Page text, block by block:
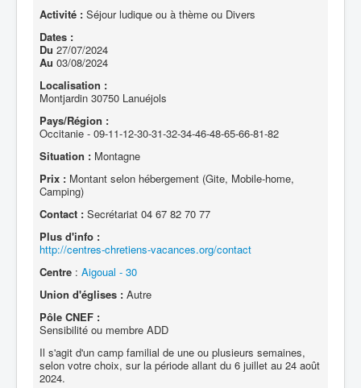
Activité : Séjour ludique ou à thème ou Divers
Dates :
Du 27/07/2024
Au 03/08/2024
Localisation :
Montjardin 30750 Lanuéjols
Pays/Région :
Occitanie - 09-11-12-30-31-32-34-46-48-65-66-81-82
Situation : Montagne
Prix : Montant selon hébergement (Gite, Mobile-home,
Camping)
Contact : Secrétariat 04 67 82 70 77
Plus d'info :
http://centres-chretiens-vacances.org/contact
Centre : Aigoual - 30
Union d'églises : Autre
Pôle CNEF :
Sensibilité ou membre ADD
Il s'agit d'un camp familial de une ou plusieurs semaines,
selon votre choix, sur la période allant du 6 juillet au 24 août
2024.